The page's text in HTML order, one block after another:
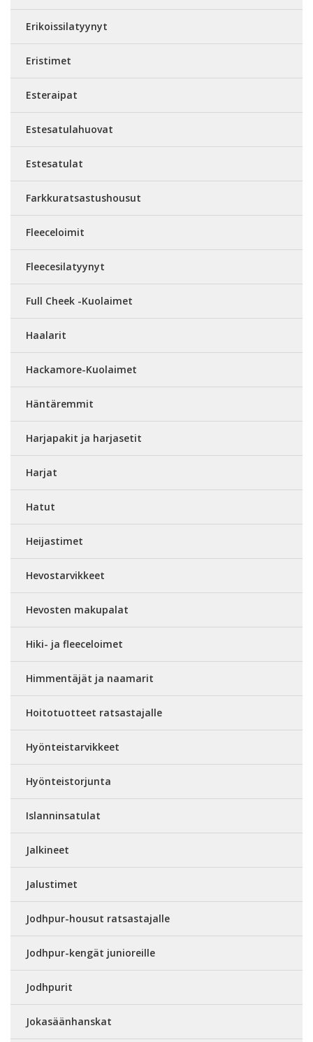
Erikoissilatyynyt
Eristimet
Esteraipat
Estesatulahuovat
Estesatulat
Farkkuratsastushousut
Fleeceloimit
Fleecesilatyynyt
Full Cheek -Kuolaimet
Haalarit
Hackamore-Kuolaimet
Häntäremmit
Harjapakit ja harjasetit
Harjat
Hatut
Heijastimet
Hevostarvikkeet
Hevosten makupalat
Hiki- ja fleeceloimet
Himmentäjät ja naamarit
Hoitotuotteet ratsastajalle
Hyönteistarvikkeet
Hyönteistorjunta
Islanninsatulat
Jalkineet
Jalustimet
Jodhpur-housut ratsastajalle
Jodhpur-kengät junioreille
Jodhpurit
Jokasäänhanskat